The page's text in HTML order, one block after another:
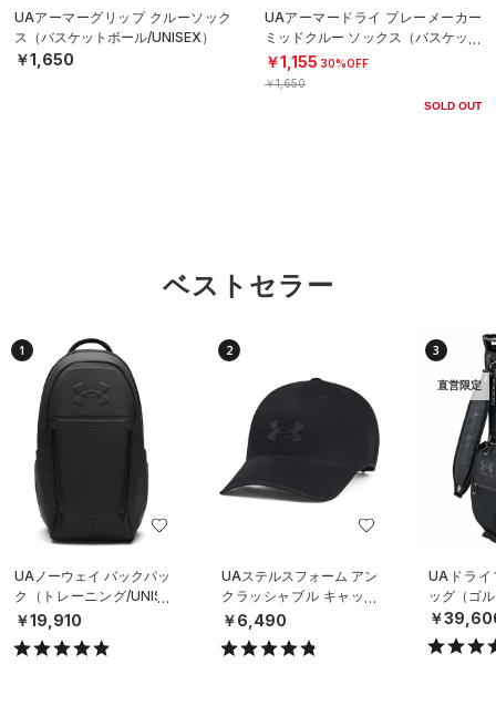
UAアーマーグリップ クルーソック
ス（バスケットボール/UNISEX）
￥1,650
UAアーマードライ プレーメーカー
ミッドクルー ソックス（バスケット
ボール/UNISEX）
￥1,155 30%OFF
￥1,650
SOLD OUT
ベストセラー
1
UAノーウェイ バックパッ
ク（トレーニング/UNISE
X）
￥19,910
2
UAステルスフォーム アン
クラッシャブル キャップ
（ライフスタイル/UNISE
￥6,490
3
直営限定
UAドライ
ッグ（ゴ
￥